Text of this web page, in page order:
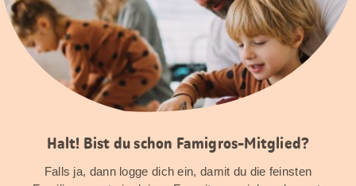
Halt! Bist du schon Famigros-Mitglied?
Falls ja, dann logge dich ein, damit du die feinsten